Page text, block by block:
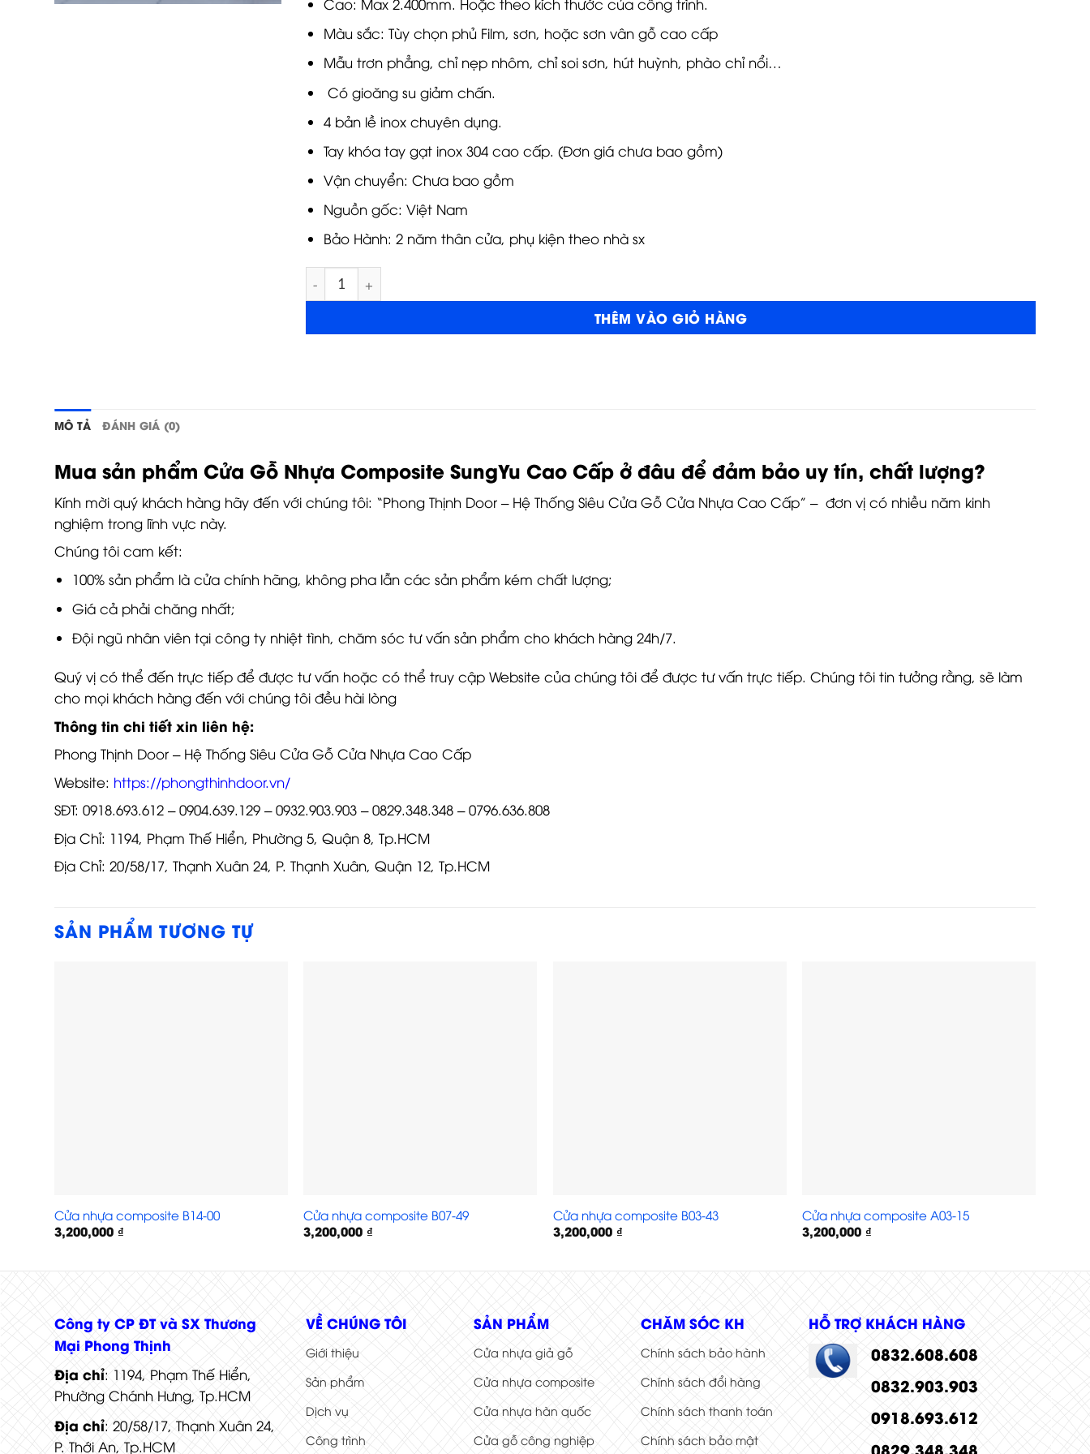
Cao: Max 2.400mm. Hoặc theo kích thước của công trình.
Màu sắc: Tùy chọn phủ Film, sơn, hoặc sơn vân gỗ cao cấp
Mẫu trơn phẳng, chỉ nẹp nhôm, chỉ soi sơn, hút huỳnh, phào chỉ nổi…
Có gioăng su giảm chấn.
4 bản lề inox chuyên dụng.
Tay khóa tay gạt inox 304 cao cấp. (Đơn giá chưa bao gồm)
Vận chuyển: Chưa bao gồm
Nguồn gốc: Việt Nam
Bảo Hành: 2 năm thân cửa, phụ kiện theo nhà sx
Cửa nhựa Composite 05 số lượng
THÊM VÀO GIỎ HÀNG
MÔ TẢ ĐÁNH GIÁ (0)
Mua sản phẩm Cửa Gỗ Nhựa Composite SungYu Cao Cấp ở đâu để đảm bảo uy tín, chất lượng?
Kính mời quý khách hàng hãy đến với chúng tôi: “Phong Thịnh Door – Hệ Thống Siêu Cửa Gỗ Cửa Nhựa Cao Cấp” – đơn vị có nhiều năm kinh
nghiệm trong lĩnh vực này.
Chúng tôi cam kết:
100% sản phẩm là cửa chính hãng, không pha lẫn các sản phẩm kém chất lượng;
Giá cả phải chăng nhất;
Đội ngũ nhân viên tại công ty nhiệt tình, chăm sóc tư vấn sản phẩm cho khách hàng 24h/7.
Quý vị có thể đến trực tiếp để được tư vấn hoặc có thể truy cập Website của chúng tôi để được tư vấn trực tiếp. Chúng tôi tin tưởng rằng, sẽ làm
cho mọi khách hàng đến với chúng tôi đều hài lòng
Thông tin chi tiết xin liên hệ:
Phong Thịnh Door – Hệ Thống Siêu Cửa Gỗ Cửa Nhựa Cao Cấp
Website: https://phongthinhdoor.vn/
SĐT: 0918.693.612 – 0904.639.129 – 0932.903.903 – 0829.348.348 – 0796.636.808
Địa Chỉ: 1194, Phạm Thế Hiển, Phường 5, Quận 8, Tp.HCM
Địa Chỉ: 20/58/17, Thạnh Xuân 24, P. Thạnh Xuân, Quận 12, Tp.HCM
SẢN PHẨM TƯƠNG TỰ
Cửa nhựa composite B14-00
3,200,000 ₫
Cửa nhựa composite B07-49
3,200,000 ₫
Cửa nhựa composite B03-43
3,200,000 ₫
Cửa nhựa composite A03-15
3,200,000 ₫
Công ty CP ĐT và SX Thương
Mại Phong Thịnh
Địa chỉ: 1194, Phạm Thế Hiển,
Phường Chánh Hưng, Tp.HCM
Địa chỉ: 20/58/17, Thạnh Xuân 24,
P. Thới An, Tp.HCM
VỀ CHÚNG TÔI
Giới thiệu
Sản phẩm
Dịch vụ
Công trình
SẢN PHẨM
Cửa nhựa giả gỗ
Cửa nhựa composite
Cửa nhựa hàn quốc
Cửa gỗ công nghiệp
CHĂM SÓC KH
Chính sách bảo hành
Chính sách đổi hàng
Chính sách thanh toán
Chính sách bảo mật
HỖ TRỢ KHÁCH HÀNG
0832.608.608
0832.903.903
0918.693.612
0829.348.348